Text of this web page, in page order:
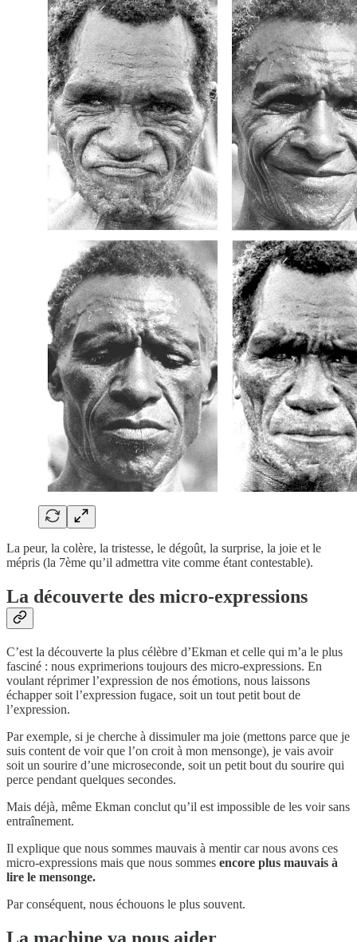
La peur, la colère, la tristesse, le dégoût, la surprise, la joie et le
mépris (la 7ème qu’il admettra vite comme étant contestable).
La découverte des micro-expressions
C’est la découverte la plus célèbre d’Ekman et celle qui m’a le plus
fasciné : nous exprimerions toujours des micro-expressions. En
voulant réprimer l’expression de nos émotions, nous laissons
échapper soit l’expression fugace, soit un tout petit bout de
l’expression.
Par exemple, si je cherche à dissimuler ma joie (mettons parce que je
suis content de voir que l’on croit à mon mensonge), je vais avoir
soit un sourire d’une microseconde, soit un petit bout du sourire qui
perce pendant quelques secondes.
Mais déjà, même Ekman conclut qu’il est impossible de les voir sans
entraînement.
Il explique que nous sommes mauvais à mentir car nous avons ces
micro-expressions mais que nous sommes encore plus mauvais à
lire le mensonge.
Par conséquent, nous échouons le plus souvent.